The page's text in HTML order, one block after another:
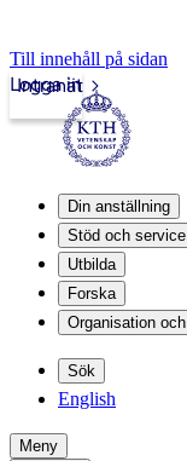
Till innehåll på sidan
Intranät
Logga in
Din anställning
Stöd och service
Utbilda
Forska
Organisation
Sök
English
Meny